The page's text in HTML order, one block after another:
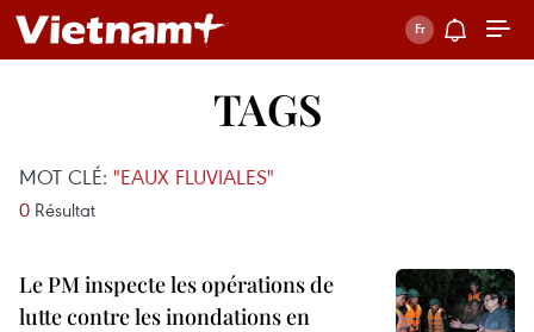
TAGS
MOT CLÉ: "EAUX FLUVIALES"
0 Résultat
Le PM inspecte les opérations de
lutte contre les inondations en